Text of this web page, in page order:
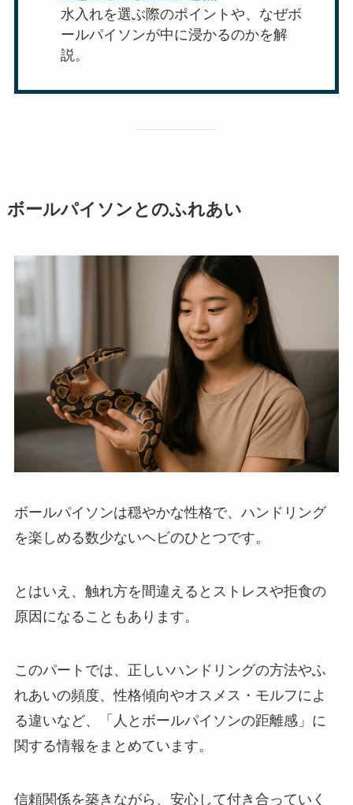
水入れを選ぶ際のポイントや、なぜボ
ールパイソンが中に浸かるのかを解
説。
ボールパイソンとのふれあい
ボールパイソンは穏やかな性格で、ハンドリング
を楽しめる数少ないヘビのひとつです。
とはいえ、触れ方を間違えるとストレスや拒食の
原因になることもあります。
このパートでは、正しいハンドリングの方法やふ
れあいの頻度、性格傾向やオスメス・モルフによ
る違いなど、「人とボールパイソンの距離感」に
関する情報をまとめています。
信頼関係を築きながら、安心して付き合っていく